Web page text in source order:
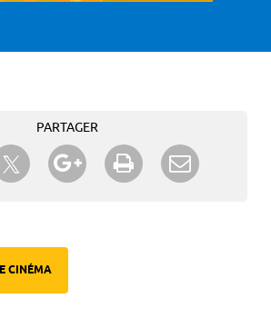
PARTAGER
sur Facebook
Partager sur TwitterPartager sur Google+
Imprimer
CINÉMA